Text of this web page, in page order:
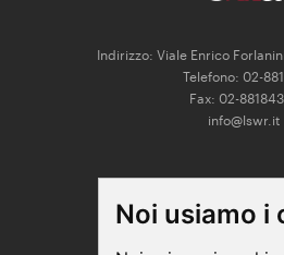
Noi usiamo i
Indirizzo: Viale Enrico
Telefono: 02-
Fax: 02-
info@lswr.it
Facebook